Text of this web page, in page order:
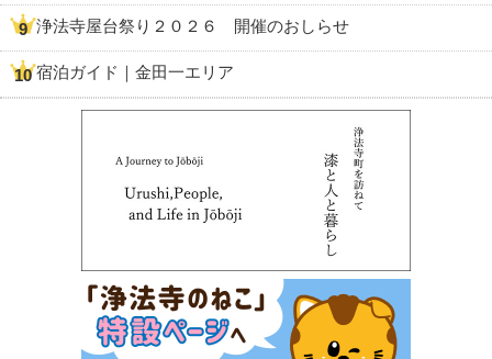
浄法寺屋台祭り２０２６ 開催のおしらせ
宿泊ガイド｜金田一エリア